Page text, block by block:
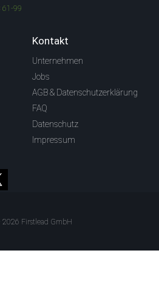
61-99
Kontakt
Unternehmen
Jobs
AGB & Datenschutzerklärung
FAQ
Datenschutz
Impressum
Firstlead GmbH